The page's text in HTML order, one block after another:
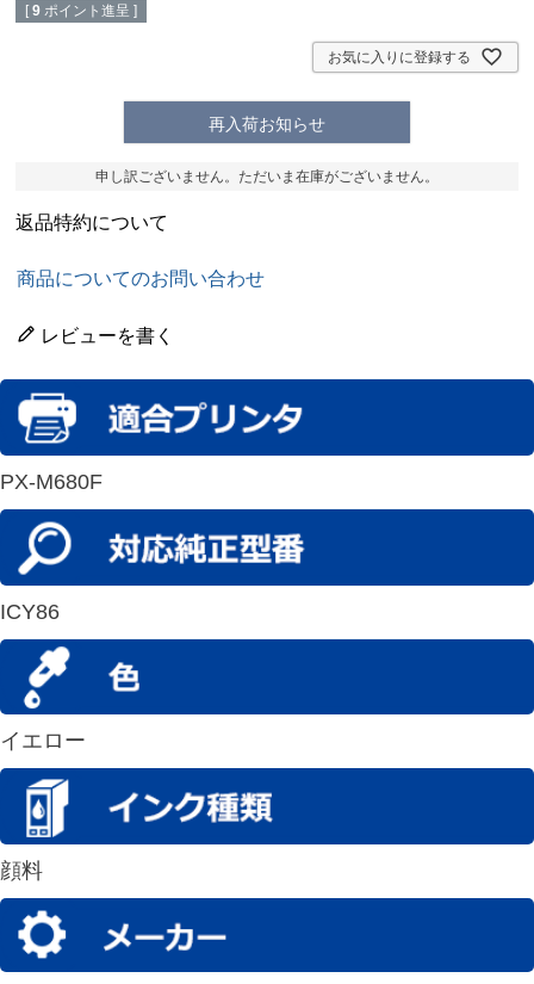
[ 9 ポイント進呈 ]
お気に入りに登録する
再入荷お知らせ
申し訳ございません。ただいま在庫がございません。
返品特約について
商品についてのお問い合わせ
レビューを書く
PX-M680F
ICY86
イエロー
顔料